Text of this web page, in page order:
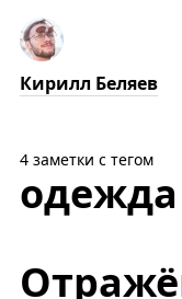
Кирилл Беляев
4 заметки с тегом
одежда